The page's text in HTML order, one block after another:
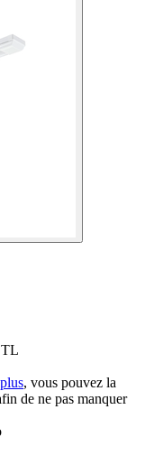
TL
, vous pouvez la
de ne pas manquer